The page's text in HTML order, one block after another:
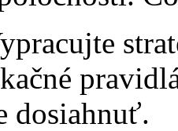
dosiahnuť.